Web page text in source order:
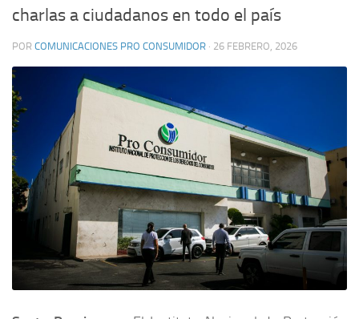
charlas a ciudadanos en todo el país
POR COMUNICACIONES PRO CONSUMIDOR · 26 FEBRERO, 2026